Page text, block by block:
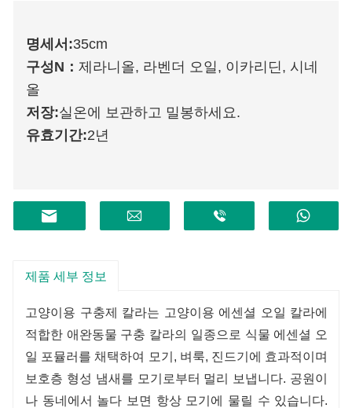
명세서:35cm
구성N ： 제라니올, 라벤더 오일, 이카리딘, 시네
올
저장:실온에 보관하고 밀봉하세요.
유효기간:2년
제품 세부 정보
고양이용 구충제 칼라는 고양이용 에센셜 오일 칼라에
적합한 애완동물 구충 칼라의 일종으로 식물 에센셜 오
일 포뮬러를 채택하여 모기, 벼룩, 진드기에 효과적이며
보호층 형성 냄새를 모기로부터 멀리 보냅니다. 공원이
나 동네에서 놀다 보면 항상 모기에 물릴 수 있습니다.